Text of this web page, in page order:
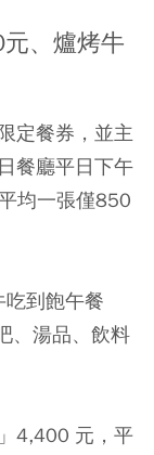
、爐烤牛
定餐券，並主
餐廳平日下午
均一張僅850
吃到飽午餐
、湯品、飲料
4,400 元，平